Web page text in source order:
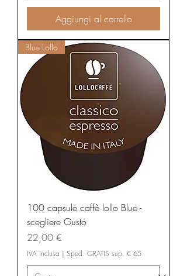
€
1
G
a
Aggiungi al carrello
Blue Lollo
100 capsule caffè lollo Blue -
scegliere Gusto
Prezzo
22,00 €
IVA inclusa | Sped. GRATIS sup. € 65